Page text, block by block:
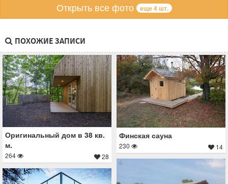
Открыть все фото еще 4 шт.
ПОХОЖИЕ ЗАПИСИ
Оригинальный дом в 38 кв.
м.
264 28
Финская сауна
230 14